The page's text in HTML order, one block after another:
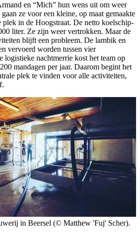
en “Mich” hun wens uit om weer
ze voor een kleine, op maat gemaakte
in de Hoogstraat. De netto koelschip-
liter. Ze zijn weer vertrokken. Maar de
blijft een probleem. De lambik en
vervoerd worden tussen vier
logistieke nachtmerrie kost het team op
mandagen per jaar. Daarom begint het
plek te vinden voor alle activiteiten,
in Beersel (© Matthew 'Fuj' Scher).